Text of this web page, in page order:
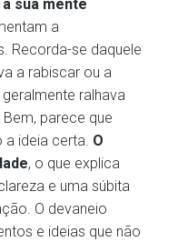
sua mente
a
Recorda-se daquele
a rabiscar ou a
ralhava
parece que
a ideia certa. O
, o que explica
e uma súbita
O devaneio
e ideias que não